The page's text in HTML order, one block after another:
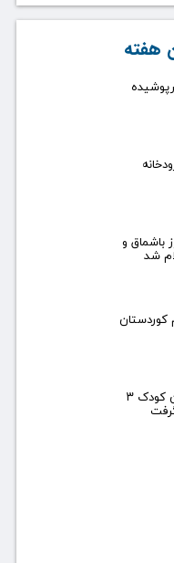
باشماق و
شد
کوردستان
سگ بلاصاحب جان کودک ۳
هفته